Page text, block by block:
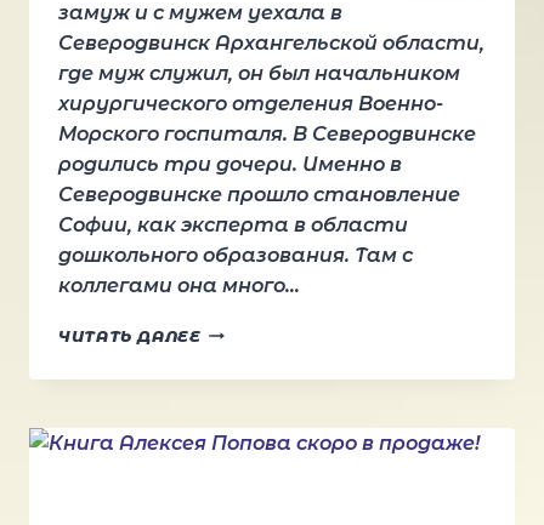
замуж и с мужем уехала в
Северодвинск Архангельской области,
где муж служил, он был начальником
хирургического отделения Военно-
Морского госпиталя. В Северодвинске
родились три дочери. Именно в
Северодвинске прошло становление
Софии, как эксперта в области
дошкольного образования. Там с
коллегами она много…
ЧИТАТЬ ДАЛЕЕБАРАБАШ
СОФИЯ